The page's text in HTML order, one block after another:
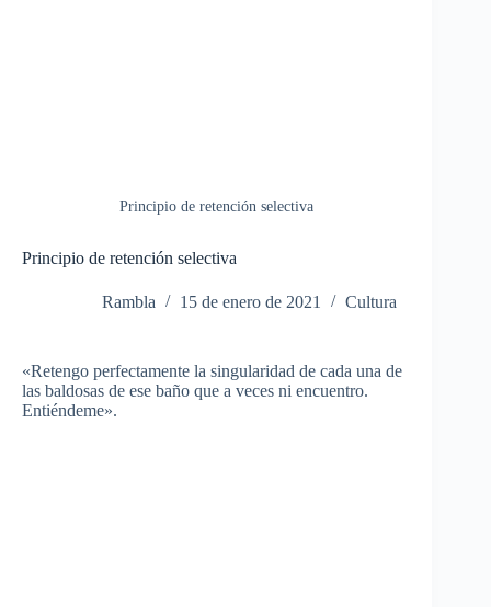
Principio de retención selectiva
Principio de retención selectiva
Rambla 15 de enero de 2021 Cultura
«Retengo perfectamente la singularidad de cada una de
las baldosas de ese baño que a veces ni encuentro.
Entiéndeme».